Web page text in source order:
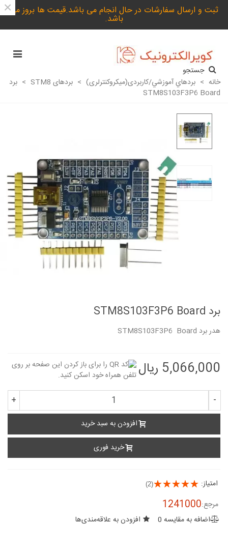
ثبت و ارسال سفارشات در حال انجام می باشد.قیمت ها بروز می
باشد.
×
جستجو
خانه > بردهاي آموزشي/کاربردی(میکروکنترلری) > بردهای STM8 > برد
STM8S103F3P6 Board
برد STM8S103F3P6 Board
هدر برد STM8S103F3P6 Board
5,066,000 ریال
-
+
افزودن به سبد خرید
خرید فوری
امتیاز: (2)
مرجع:1241000
اضافه به مقایسه 0 افزودن به علاقه‌مندی‌ها